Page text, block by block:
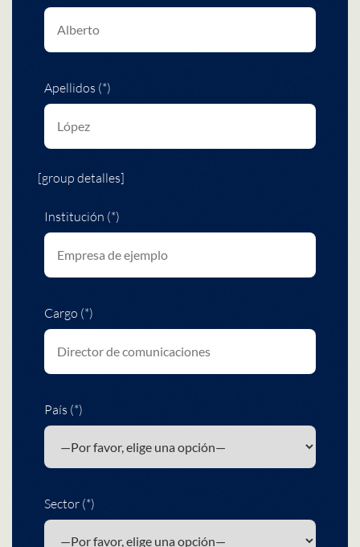
Apellidos (*)
[group detalles]
Institución (*)
Cargo (*)
País (*)
Sector (*)